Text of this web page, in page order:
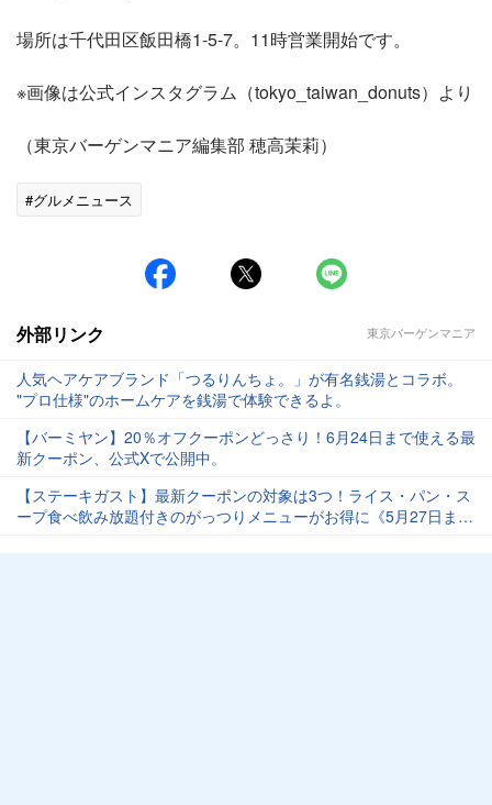
場所は千代田区飯田橋1-5-7。11時営業開始です。
※画像は公式インスタグラム（tokyo_taiwan_donuts）より
（東京バーゲンマニア編集部 穂高茉莉）
#グルメニュース
外部リンク 東京バーゲンマニア
人気ヘアケアブランド「つるりんちょ。」が有名銭湯とコラボ。
"プロ仕様"のホームケアを銭湯で体験できるよ。
【バーミヤン】20％オフクーポンどっさり！6月24日まで使える最
新クーポン、公式Xで公開中。
【ステーキガスト】最新クーポンの対象は3つ！ライス・パン・ス
ープ食べ飲み放題付きのがっつりメニューがお得に《5月27日ま